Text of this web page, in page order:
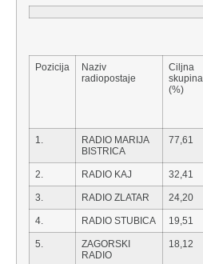
Pozicija
Naziv
radiopostaje
Ciljna
skupina
(%)
1.
RADIO MARIJA
BISTRICA
77,61
2. RADIO KAJ 32,41
3. RADIO ZLATAR 24,20
4. RADIO STUBICA 19,51
5.
ZAGORSKI
RADIO
18,12